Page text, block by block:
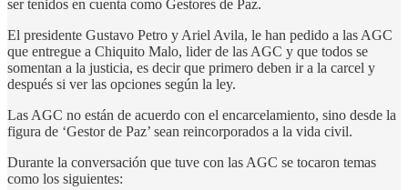
ser tenidos en cuenta como Gestores de Paz.
El presidente Gustavo Petro y Ariel Avila, le han pedido a las AGC
que entregue a Chiquito Malo, lider de las AGC y que todos se
somentan a la justicia, es decir que primero deben ir a la carcel y
después si ver las opciones según la ley.
Las AGC no están de acuerdo con el encarcelamiento, sino desde la
figura de ‘Gestor de Paz’ sean reincorporados a la vida civil.
Durante la conversación que tuve con las AGC se tocaron temas
como los siguientes: